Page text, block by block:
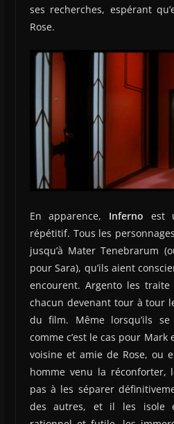
ses recherches, espérant
Rose.
En apparence, Inferno est
répétitif. Tous les
jusqu’à Mater Tenebrarum
pour Sara), qu’ils aient
encourent. Argento les
chacun devenant tour à tour
du film. Même lorsqu’ils se
comme c’est le cas pour Mark
voisine et amie de Rose, ou
homme venu la réconforter,
pas à les séparer
des autres, et il les isole